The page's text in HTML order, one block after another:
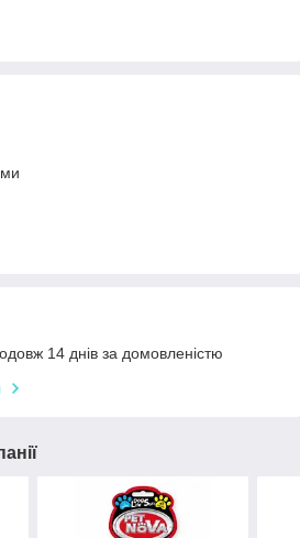
14 днів за домовленістю